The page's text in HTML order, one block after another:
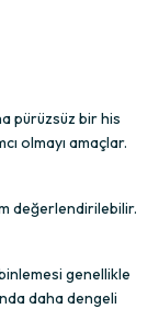
pürüzsüz bir his
olmayı amaçlar.
değerlendirilebilir.
genellikle
daha dengeli